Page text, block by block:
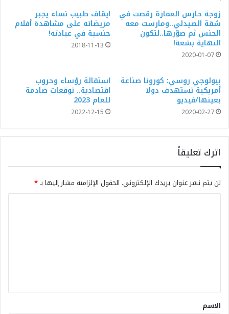
زوجة حارس العمارة رقصت في
شقة الصيدلي..ومارست معه
الجنس ثم صوّرها..لتكون
النهاية بشعة!
2020-01-07
ايقاف طبيب نساء يجبر
مريضاته على مشاهدة أفلام
جنسية في عيادته!
2018-11-13
بيولوجي روسي: كورونا صناعة
أمريكية تستهدف دولا
بعينها/فيديو
2020-02-27
استقالة رؤساء وحروب
اقتصادية.. توقعات صادمة
للعام 2023
2022-12-15
اترك تعليقاً
لن يتم نشر عنوان بريدك الإلكتروني. الحقول الإلزامية مشار إليها بـ*
الاسم